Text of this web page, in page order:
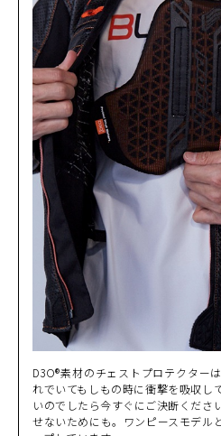
D3O®素材のチェストプロテクター
れでいてもしもの時に衝撃を吸収し
いのでしたら今すぐにご決断くださ
せないためにも。ワンピースモデル